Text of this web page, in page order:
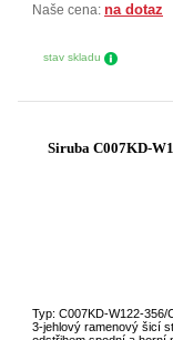
Naše cena: na dotaz
stav skladu
Siruba C007KD-
Typ: C007KD-W122-356/
3-jehlový ramenový šicí